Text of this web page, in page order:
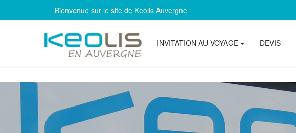
Bienvenue sur le site de Keolis Auvergne
INVITATION AU VOYAGE DEVIS